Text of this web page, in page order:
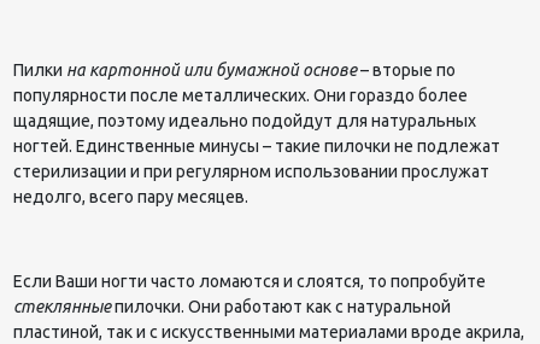
Пилки на картонной или бумажной основе– вторые по
популярности после металлических. Они гораздо более
щадящие, поэтому идеально подойдут для натуральных
ногтей. Единственные минусы – такие пилочки не подлежат
стерилизации и при регулярном использовании прослужат
недолго, всего пару месяцев.
Если Ваши ногти часто ломаются и слоятся, то попробуйте
стеклянныепилочки. Они работают как с натуральной
пластиной, так и с искусственными материалами вроде акрила,